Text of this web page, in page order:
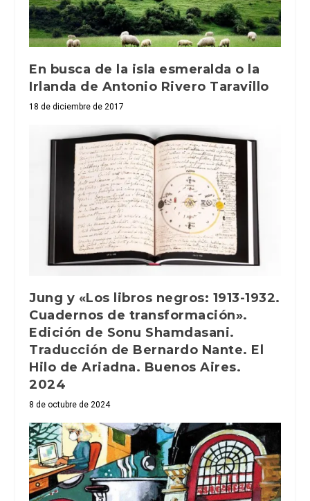
En busca de la isla esmeralda o la
Irlanda de Antonio Rivero Taravillo
18 de diciembre de 2017
Jung y «Los libros negros: 1913-1932.
Cuadernos de transformación».
Edición de Sonu Shamdasani.
Traducción de Bernardo Nante. El
Hilo de Ariadna. Buenos Aires.
2024
8 de octubre de 2024